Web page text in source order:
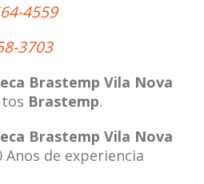
4559
3703
Brastemp Vila Nova
Brastemp.
Brastemp Vila Nova
Anos de experiencia